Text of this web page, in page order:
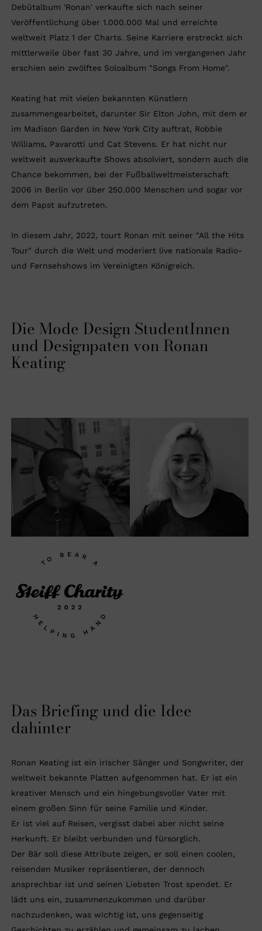
Debütalbum 'Ronan' verkaufte sich nach seiner
Veröffentlichung über 1.000.000 Mal und erreichte
weltweit Platz 1 der Charts. Seine Karriere erstreckt sich
mittlerweile über fast 30 Jahre, und im vergangenen Jahr
erschien sein zwölftes Soloalbum "Songs From Home".
Keating hat mit vielen bekannten Künstlern
zusammengearbeitet, darunter Sir Elton John, mit dem er
im Madison Garden in New York City auftrat, Robbie
Williams, Pavarotti und Cat Stevens. Er hat nicht nur
weltweit ausverkaufte Shows absolviert, sondern auch die
Chance bekommen, bei der Fußballweltmeisterschaft
2006 in Berlin vor über 250.000 Menschen und sogar vor
dem Papst aufzutreten.
In diesem Jahr, 2022, tourt Ronan mit seiner "All the Hits
Tour" durch die Welt und moderiert live nationale Radio-
und Fernsehshows im Vereinigten Königreich.
Die Mode Design StudentInnen
und Designpaten von Ronan
Keating
Das Briefing und die Idee
dahinter
Ronan Keating ist ein irischer Sänger und Songwriter, der
weltweit bekannte Platten aufgenommen hat. Er ist ein
kreativer Mensch und ein hingebungsvoller Vater mit
einem großen Sinn für seine Familie und Kinder.
Er ist viel auf Reisen, vergisst dabei aber nicht seine
Herkunft. Er bleibt verbunden und fürsorglich.
Der Bär soll diese Attribute zeigen, er soll einen coolen,
reisenden Musiker repräsentieren, der dennoch
ansprechbar ist und seinen Liebsten Trost spendet. Er
lädt uns ein, zusammenzukommen und darüber
nachzudenken, was wichtig ist, uns gegenseitig